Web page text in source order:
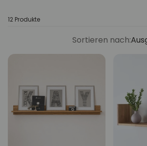
Bücherregale
12 Produkte
Sortieren nach: